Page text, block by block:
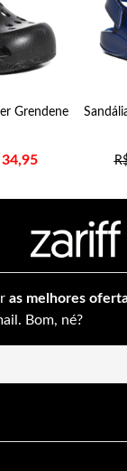
Grendene
as melhores
Bom, né?